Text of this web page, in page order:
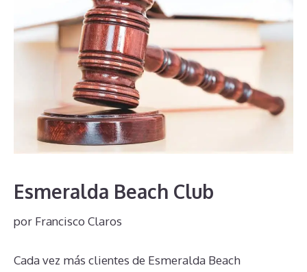
Esmeralda Beach Club
por Francisco Claros
Cada vez más clientes de Esmeralda Beach